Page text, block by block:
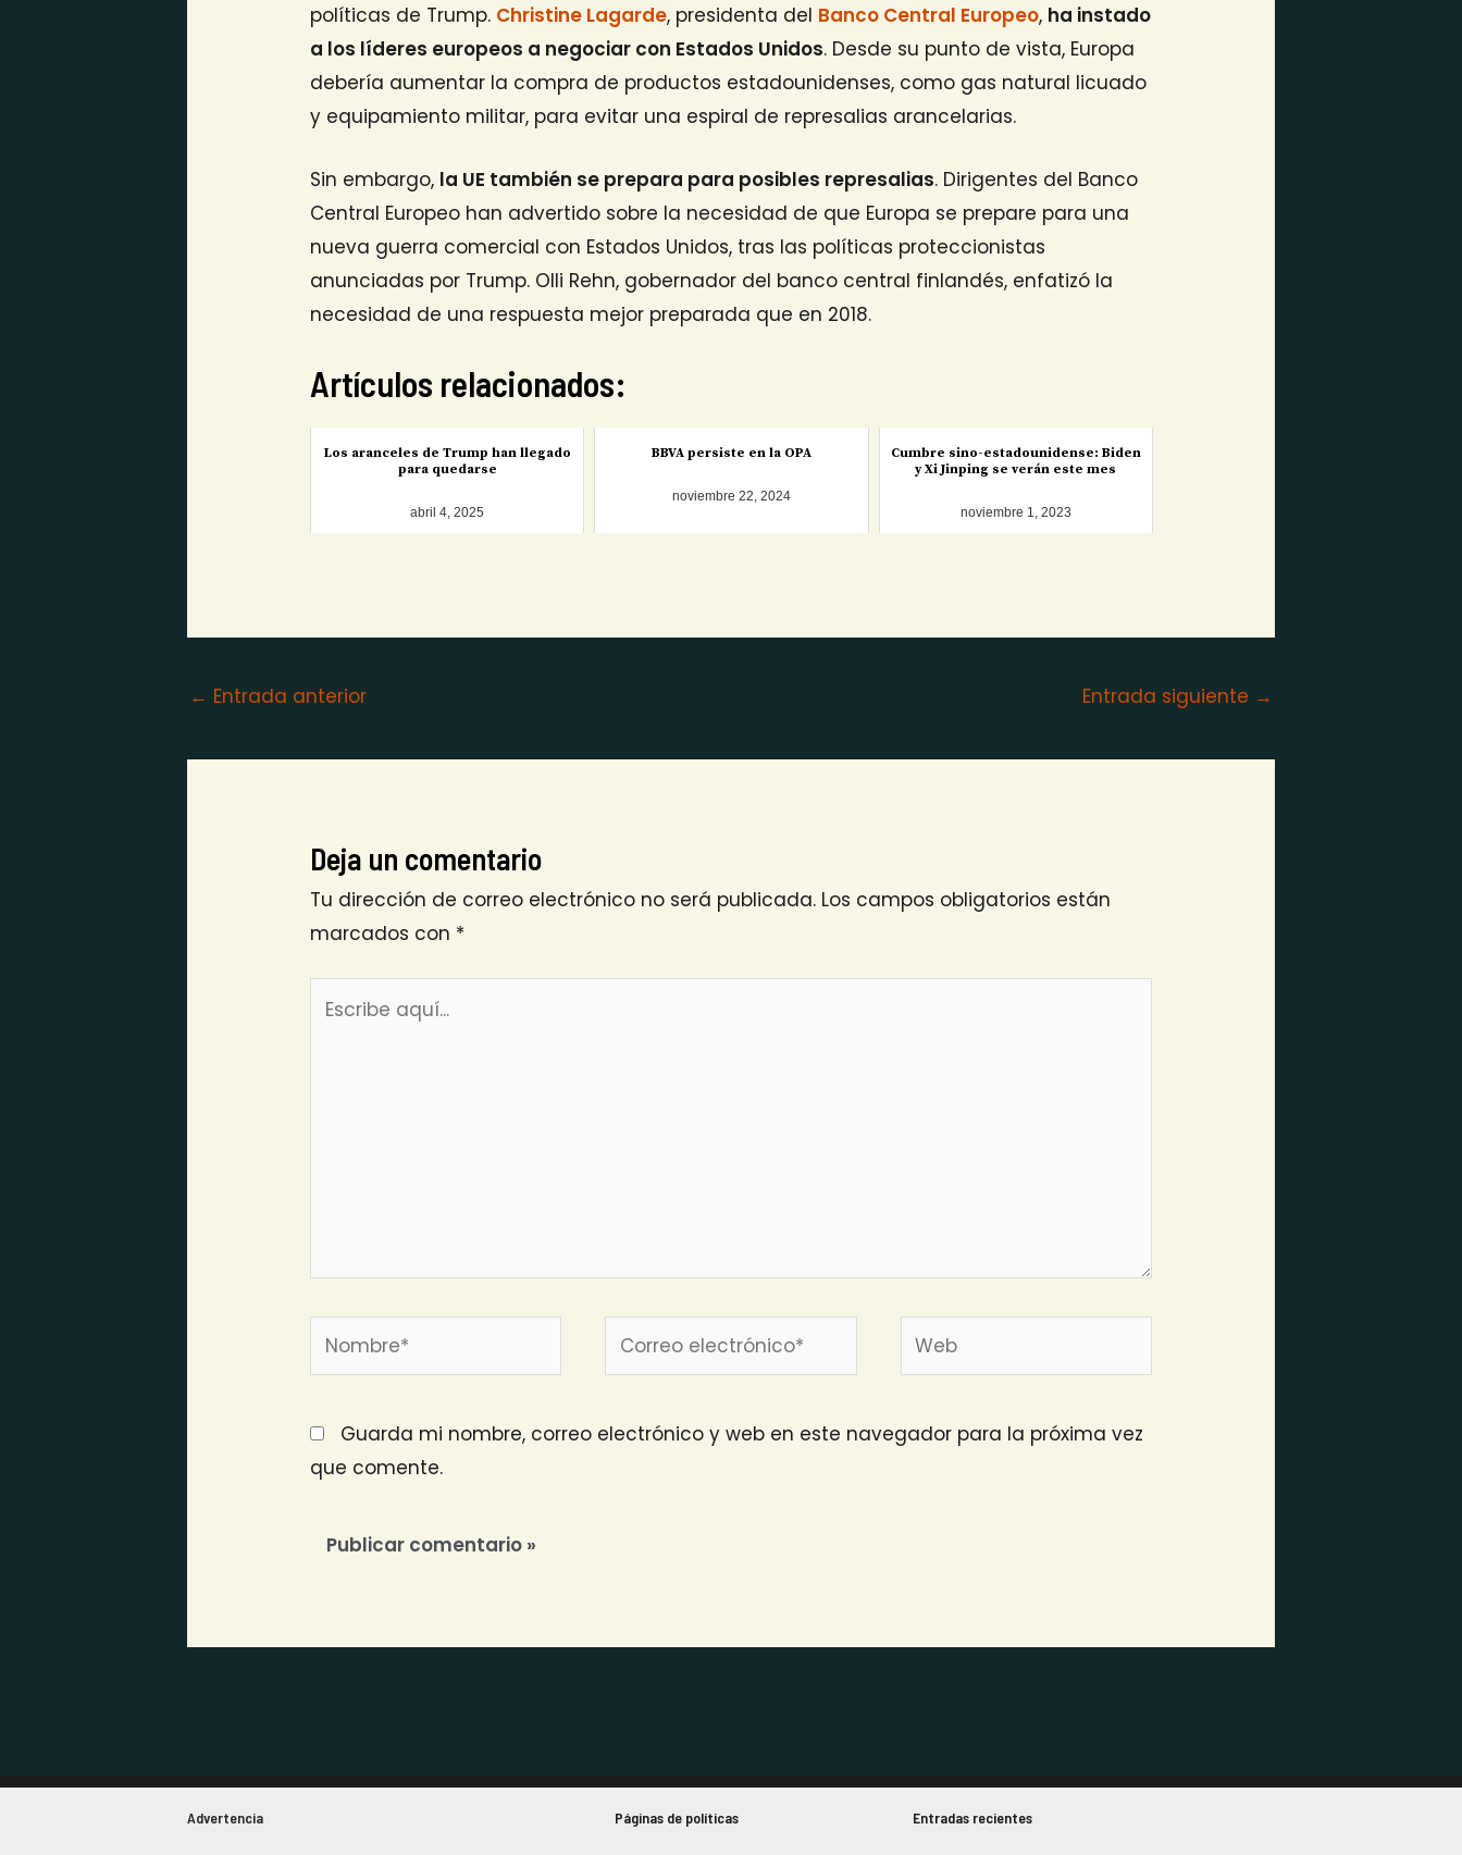
políticas de Trump. Christine Lagarde, presidenta del Banco Central Europeo, ha instado
a los líderes europeos a negociar con Estados Unidos. Desde su punto de vista, Europa
debería aumentar la compra de productos estadounidenses, como gas natural licuado
y equipamiento militar, para evitar una espiral de represalias arancelarias.
Sin embargo, la UE también se prepara para posibles represalias. Dirigentes del Banco
Central Europeo han advertido sobre la necesidad de que Europa se prepare para una
nueva guerra comercial con Estados Unidos, tras las políticas proteccionistas
anunciadas por Trump. Olli Rehn, gobernador del banco central finlandés, enfatizó la
necesidad de una respuesta mejor preparada que en 2018.
Artículos relacionados:
Los aranceles de Trump han llegado
para quedarse
abril 4, 2025
BBVA persiste en la OPA
noviembre 22, 2024
Cumbre sino-estadounidense: Biden
y Xi Jinping se verán este mes
noviembre 1, 2023
← Entrada anterior Entrada siguiente →
Deja un comentario
Tu dirección de correo electrónico no será publicada. Los campos obligatorios están
marcados con *
Nombre*
Correo
Web
Guarda mi nombre, correo electrónico y web en este navegador para la próxima vez
que comente.
Advertencia Páginas de políticas Entradas recientes